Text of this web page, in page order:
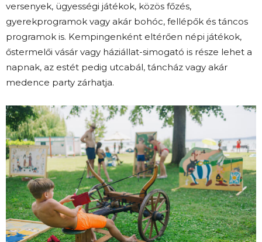
versenyek, ügyességi játékok, közös főzés,
gyerekprogramok vagy akár bohóc, fellépők és táncos
programok is. Kempingenként eltérően népi játékok,
őstermelői vásár vagy háziállat-simogató is része lehet a
napnak, az estét pedig utcabál, táncház vagy akár
medence party zárhatja.